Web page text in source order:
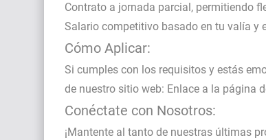
Contrato a jornada parcial, permitiendo
Salario competitivo basado en tu valía y
Cómo Aplicar:
Si cumples con los requisitos y estás
de nuestro sitio web: Enlace a la página
Conéctate con Nosotros:
¡Mantente al tanto de nuestras últimas